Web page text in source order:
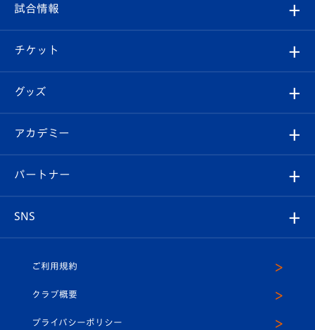
試合情報
チケット
イベント
メディア
ホームタウン
クラブ概要
エンブレム紹介
スタッフプロフィール
マスコット紹介
観戦ルール
はじめての観戦ガイド
Revive Team
ヴィヴィくんの長崎おもてなしガイド
試合情報
試合日程/結果
フォトギャラリー
スタジアムグルメ
チケット
チケット
V-LOVERS（ファンクラブ）
プレイヤーズスイート
グッズ
オンラインショップ
店舗情報
アカデミー
育成からのお知らせ
U-18
パートナー
SNS
ヴィヴィくんインスタグラム
公式LINE＠
ご利用規約
クラブ概要
プライバシーポリシー